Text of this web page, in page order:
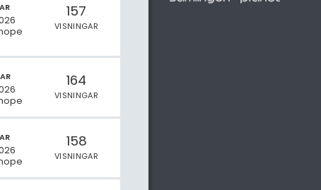
157
VISNINGAR
164
VISNINGAR
158
VISNINGAR